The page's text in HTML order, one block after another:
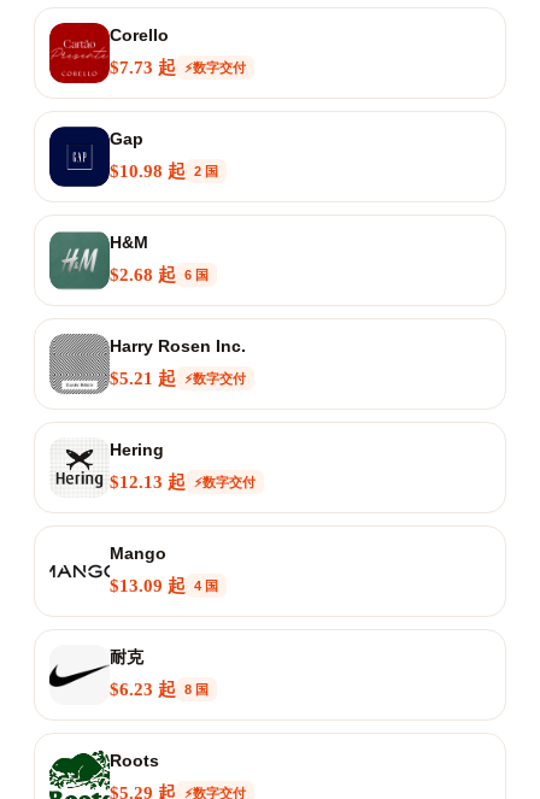
Corello
$7.73 起
⚡数字交付
Gap
$10.98 起
2 国
H&M
$2.68 起
6 国
Harry Rosen Inc.
$5.21 起
⚡数字交付
Hering
$12.13 起
⚡数字交付
Mango
$13.09 起
4 国
耐克
$6.23 起
8 国
Roots
$5.29 起
⚡数字交付